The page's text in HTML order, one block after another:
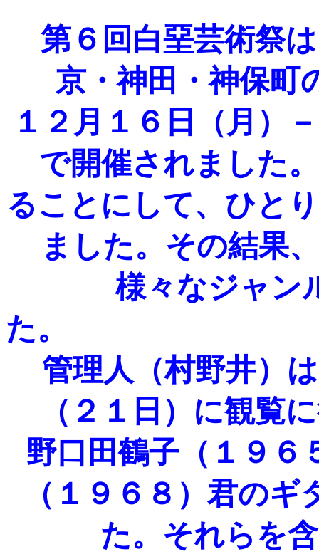
第６回白堊芸術祭
京・神田・神保町
１２月１６日（月）
で開催されました
ることにして、ひと
ました。その結果
様々なジャン
管理人（村野井）
（２１日）に観覧
野口田鶴子（１９６
（１９６８）君の
た。それらを